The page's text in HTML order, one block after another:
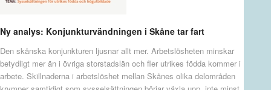
Ny analys: Konjunkturvändningen i Skåne tar fart
Den skånska konjunkturen ljusnar allt mer. Arbetslösheten minskar
betydligt mer än i övriga storstadslän och fler utrikes födda kommer i
arbete. Skillnaderna i arbetslöshet mellan Skånes olika delområden